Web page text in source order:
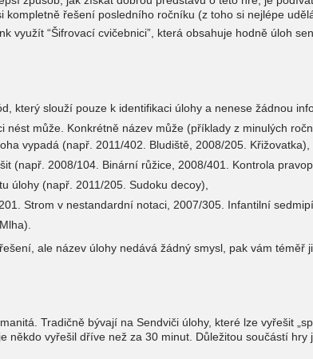
kompletně řešení posledního ročníku (z toho si nejlépe
využít “Šifrovací cvičebnici”, která obsahuje hodně úloh
který slouží pouze k identifikaci úlohy a nenese žádnou
nést může. Konkrétně název může (příklady z minulých
vypadá (např. 2011/402. Bludiště, 2008/205. Křižovatka),
(např. 2008/104. Binární růžice, 2008/401. Kontrola
úlohy (např. 2011/205. Sudoku decoy),
Strom v nestandardní notaci, 2007/305. Infantilní
ale název úlohy nedává žádný smysl, pak vám téměř
Tradičně bývají na Sendviči úlohy, které lze vyřešit
někdo vyřešil dříve než za 30 minut. Důležitou součástí